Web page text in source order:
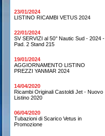
23/01/2024
LISTINO RICAMBI VETUS 2024
22/01/2024
SV SERVIZI al 50° Nautic Sud - 2024 -
Pad. 2 Stand 215
19/01/2024
AGGIORNAMENTO LISTINO
PREZZI YANMAR 2024
14/04/2020
Ricambi Originali Castoldi Jet - Nuovo
Listino 2020
06/04/2020
Tubazioni di Scarico Vetus in
Promozione